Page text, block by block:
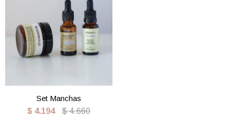
Set Manchas
$ 4.194 $ 4.660